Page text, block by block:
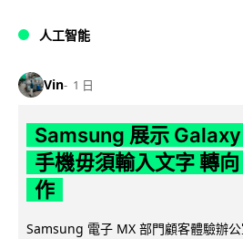
人工智能
Vin 1 日
Samsung 展示
手機毋須輸入文字 轉
作
Samsung 電子 MX 部門顧客體驗辦